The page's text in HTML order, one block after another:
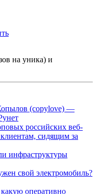
на уника) и
(copylove) —
российских веб-
сидящим за
инфраструктуры
свой электромобиль?
оперативно